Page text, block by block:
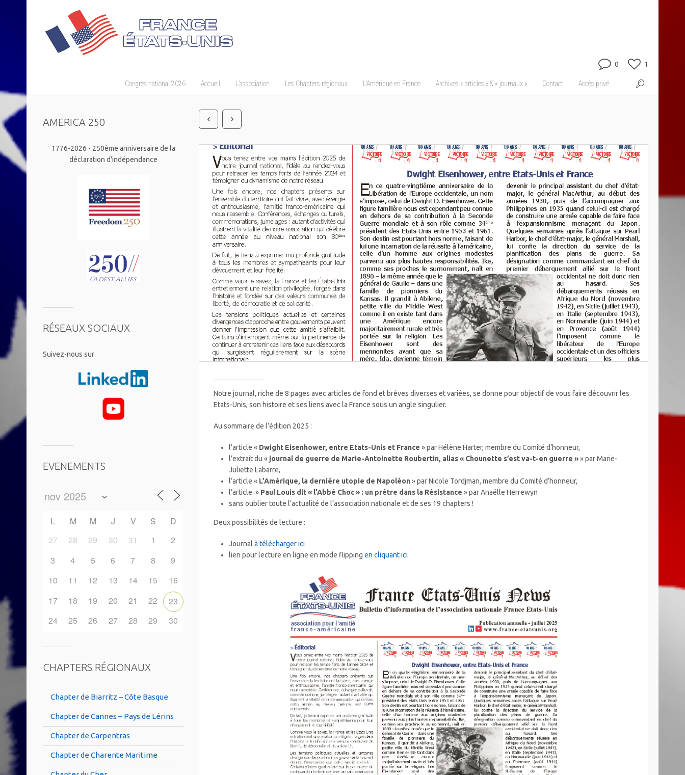
Congrès national 2026 Accueil L’association Les Chapters régionaux L’Amérique en France Archives « articles » & « journaux » Contact Accès privé
0 1
Notre journal, riche de 8 pages avec articles de fond et brèves diverses et variées, se donne pour objectif de vous faire découvrir les
Etats-Unis, son histoire et ses liens avec la France sous un angle singulier.
Au sommaire de l’édition 2025 :
l’article « Dwight Eisenhower, entre Etats-Unis et France » par Hélène Harter, membre du Comité d’honneur,
l’extrait du « journal de guerre de Marie-Antoinette Roubertin, alias « Chounette s’est va-t-en guerre »» par Marie-
Juliette Labarre,
l’article « L’Amérique, la dernière utopie de Napoléon » par Nicole Tordjman, membre du Comité d’honneur,
l’article » Paul Louis dit « l’Abbé Choc » : un prêtre dans la Résistance » par Anaëlle Herrewyn
sans oublier toute l’actualité de l’association nationale et de ses 19 chapters !
Deux possibilités de lecture :
Journalà télécharger ici
lien pour lecture en ligne en mode flippingen cliquant ici
AMERICA 250
1776-2026 - 250ème anniversaire de la
déclaration d'indépendance
RÉSEAUX SOCIAUX
​Suivez-nous sur
EVENEMENTS
L M M J V S
D
27
28 29 30 31 1
2
3
4 5 6 7 8
9
10
11 12 13 14 15
16
17
18 19 20 21 22
23
24
25 26 27 28 29 30
CHAPTERS RÉGIONAUX
Chapter de Biarritz – Côte Basque
Chapter de Cannes – Pays de Lérins
Chapter de Carpentras
Chapter de Charente Maritime